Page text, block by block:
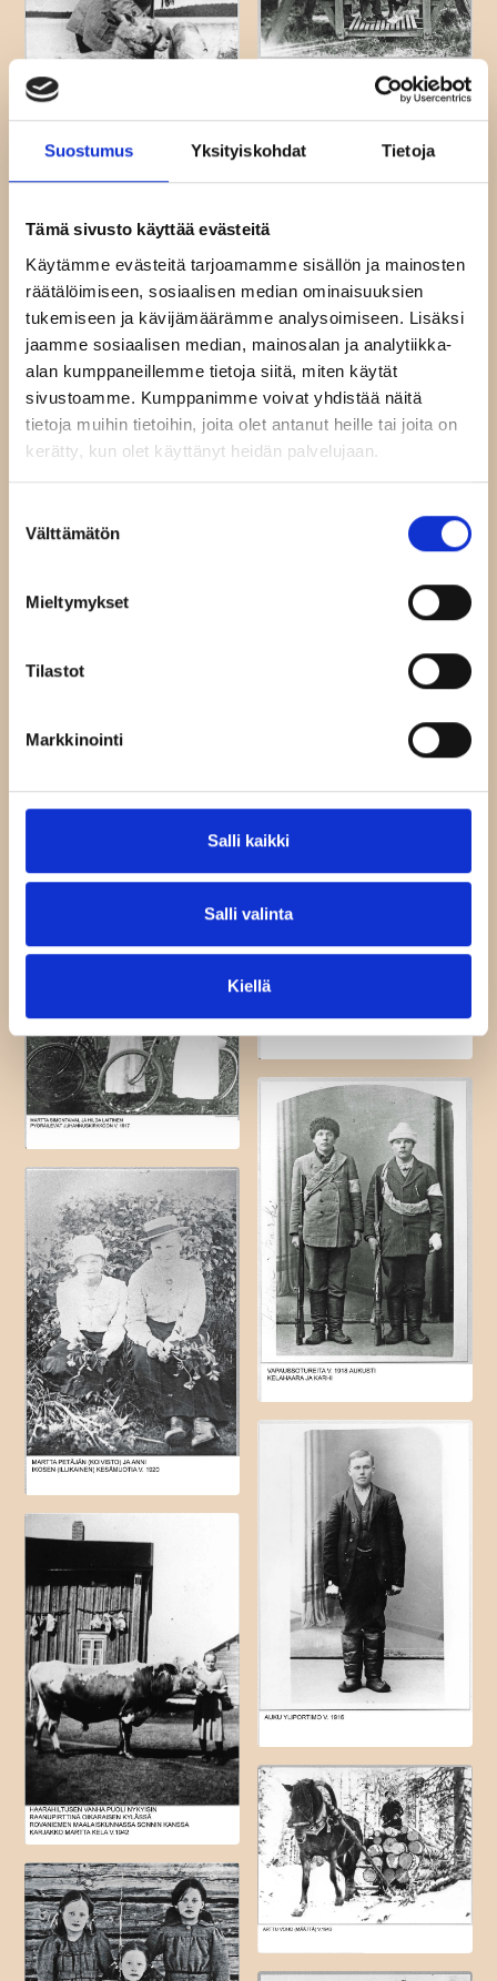
Suostumus Yksityiskohdat Tietoja
Tämä sivusto käyttää evästeitä
Käytämme evästeitä tarjoamamme sisällön ja mainosten
räätälöimiseen, sosiaalisen median ominaisuuksien
tukemiseen ja kävijämäärämme analysoimiseen. Lisäksi
jaamme sosiaalisen median, mainosalan ja analytiikka-
alan kumppaneillemme tietoja siitä, miten käytät
sivustoamme. Kumppanimme voivat yhdistää näitä
tietoja muihin tietoihin, joita olet antanut heille tai joita on
kerätty, kun olet käyttänyt heidän palvelujaan.
valinta
Välttämätön
Mieltymykset
Tilastot
Markkinointi
Salli kaikki
Salli valinta
Kiellä